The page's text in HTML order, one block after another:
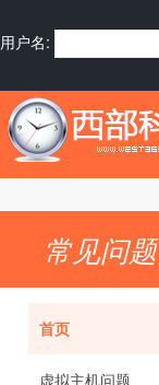
用户名:
常见问题
首页
虚拟主机问题